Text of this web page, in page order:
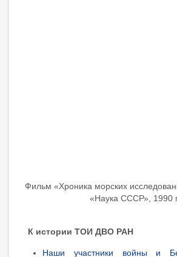
Фильм «Хроника морских
«Наука СССР», 1990
К истории ТОИ ДВО РАН
Наши участники войны и